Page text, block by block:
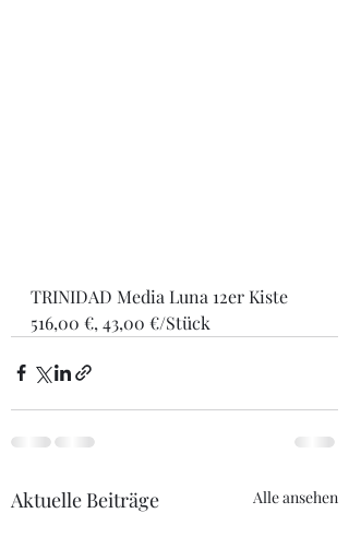
TRINIDAD Media Luna 12er Kiste
516,00 €, 43,00 €/Stück
Aktuelle Beiträge Alle ansehen